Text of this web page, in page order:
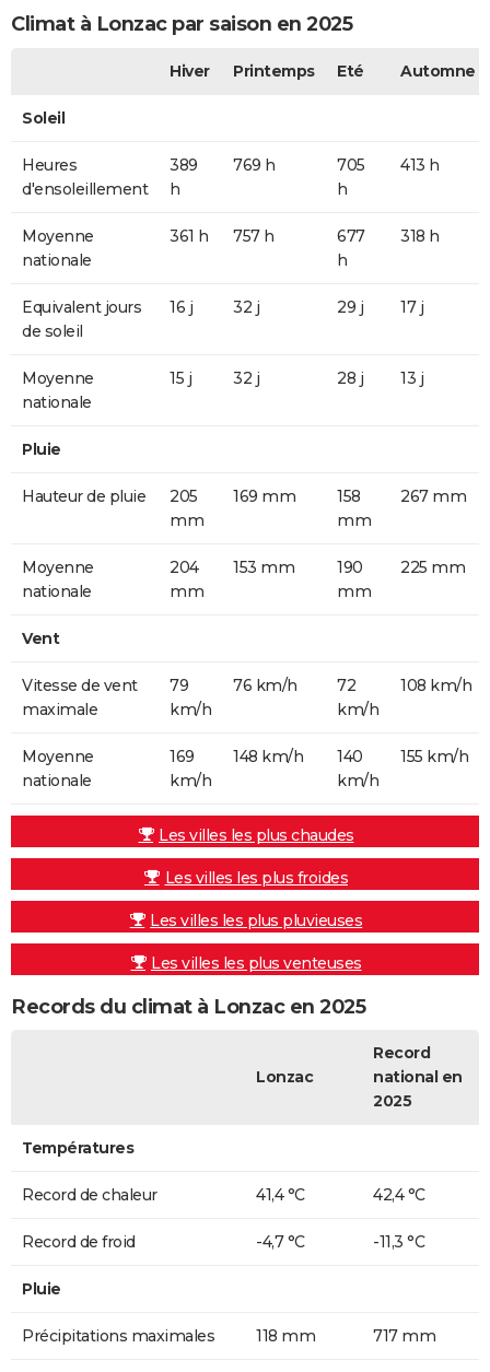
Climat à Lonzac par saison en 2025
Hiver Printemps Eté Automne
Soleil
Heures
d'ensoleillement
389
h
769 h
705
h
413 h
Moyenne
nationale
361 h 757 h
677
h
318 h
Equivalent jours
de soleil
16 j 32 j 29 j 17 j
Moyenne
nationale
15 j 32 j 28 j 13 j
Pluie
Hauteur de pluie
205
mm
169 mm
158
mm
267 mm
Moyenne
nationale
204
mm
153 mm
190
mm
225 mm
Vent
Vitesse de vent
maximale
79
km/h
76 km/h
72
km/h
108 km/h
Moyenne
nationale
169
km/h
148 km/h
140
km/h
155 km/h
Les villes les plus chaudes
Les villes les plus froides
Les villes les plus pluvieuses
Les villes les plus venteuses
Records du climat à Lonzac en 2025
Lonzac
Record
national en
2025
Températures
Record de chaleur 41,4 °C 42,4 °C
Record de froid -4,7 °C -11,3 °C
Pluie
Précipitations maximales 118 mm 717 mm